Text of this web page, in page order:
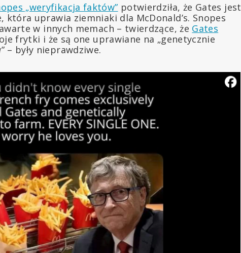
„weryfikacja faktów” potwierdziła, że Gates jest
która uprawia ziemniaki dla McDonald’s. Snopes
w innych memach – twierdzące, że Gates
frytki i że są one uprawiane na „genetycznie
– były nieprawdziwe.